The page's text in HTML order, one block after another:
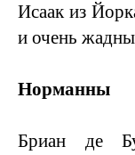
Исаак из
и очень
Норманны
Бриан де